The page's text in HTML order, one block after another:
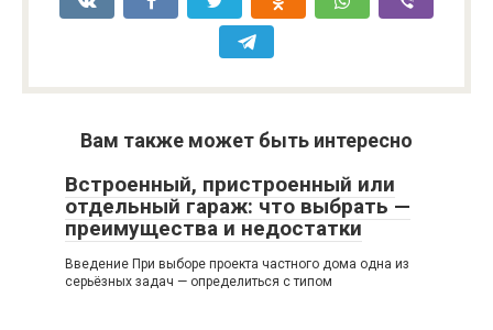
Вам также может быть интересно
Встроенный, пристроенный или
отдельный гараж: что выбрать —
преимущества и недостатки
Введение При выборе проекта частного дома одна из
серьёзных задач — определиться с типом